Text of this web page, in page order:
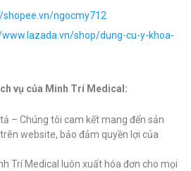
shopee.vn/ngocmy712
shop/dung-cu-y-khoa-
vụ của Minh Trí Medical:
– Chúng tôi cam kết mang đến sản
website, bảo đảm quyền lợi của
Trí Medical luôn xuất hóa đơn cho mọi